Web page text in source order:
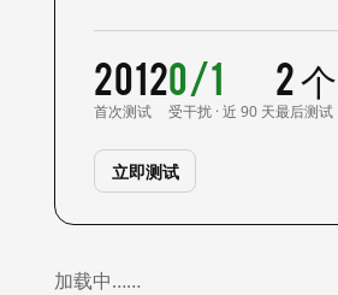
2012
首次测试
0/1
受干扰 · 近 90 天
2
最后测试
立即测试
加载中……